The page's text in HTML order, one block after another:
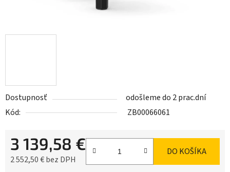
Dostupnosť
odošleme do 2 prac.dní
Kód:
ZB00066061
3 139,58 €
2 552,50 € bez DPH
DO KOŠÍKA